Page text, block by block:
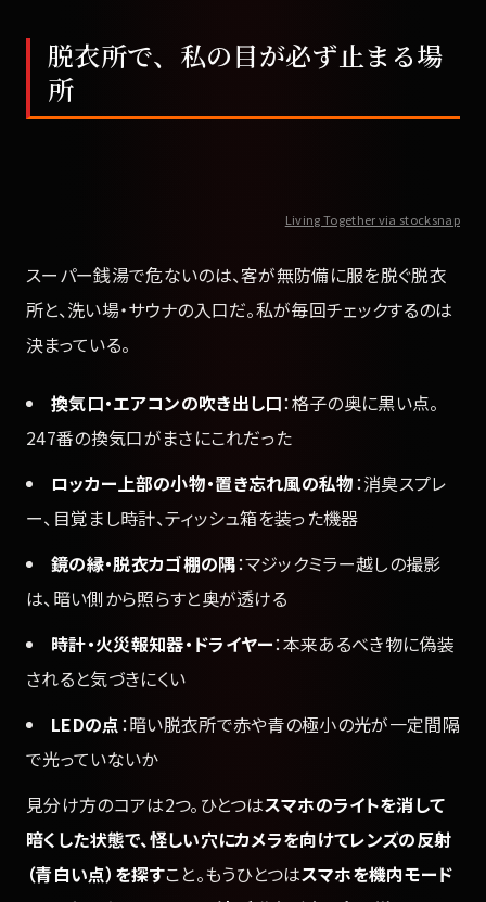
脱衣所で、私の目が必ず止まる場
所
Living Together via stocksnap
スーパー銭湯で危ないのは、客が無防備に服を脱ぐ脱衣
所と、洗い場・サウナの入口だ。私が毎回チェックするのは
決まっている。
換気口・エアコンの吹き出し口：格子の奥に黒い点。
247番の換気口がまさにこれだった
ロッカー上部の小物・置き忘れ風の私物：消臭スプレ
ー、目覚まし時計、ティッシュ箱を装った機器
鏡の縁・脱衣カゴ棚の隅：マジックミラー越しの撮影
は、暗い側から照らすと奥が透ける
時計・火災報知器・ドライヤー：本来あるべき物に偽装
されると気づきにくい
LEDの点：暗い脱衣所で赤や青の極小の光が一定間隔
で光っていないか
見分け方のコアは2つ。ひとつはスマホのライトを消して
暗くした状態で、怪しい穴にカメラを向けてレンズの反射
（青白い点）を探すこと。もうひとつはスマホを機内モード